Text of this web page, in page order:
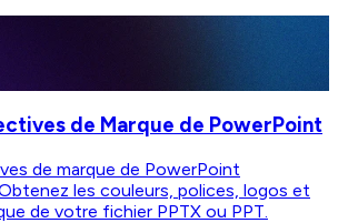
de Marque de PowerPoint
de marque de PowerPoint
les couleurs, polices, logos et
de votre fichier PPTX ou PPT.